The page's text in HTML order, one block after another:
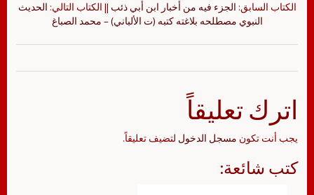
الكتاب السابق: الجزء فيه من أخبار ابن أبي ذئب || الكتاب التالي: الحديث
النبوي مصطلحه بلاغته كتبه (ت الألباني) – محمد الصباغ
اترك تعليقاً
يجب أنت تكون مسجل الدخول لتضيف تعليقاً.
كتب شائعة: